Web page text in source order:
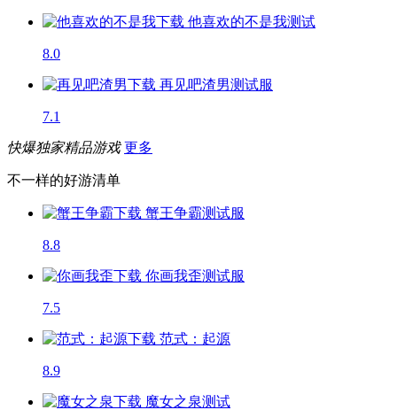
他喜欢的不是我测试
8.0
再见吧渣男测试服
7.1
快爆独家精品游戏 更多
不一样的好游清单
蟹王争霸测试服
8.8
你画我歪测试服
7.5
范式：起源
8.9
魔女之泉测试